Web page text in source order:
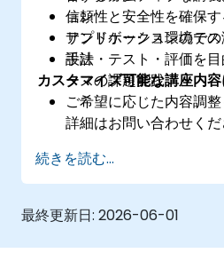
信頼性と安全性を確保
アプリケーションのテ
手法
ョン
サンドボックス環境で
設計・テスト・評価を
ースの課題実践
カスタマイズ可能な講座内
ご希望に応じた内容調整
詳細はお問い合わせくだ
続きを読む...
最終更新日: 2026-06-01